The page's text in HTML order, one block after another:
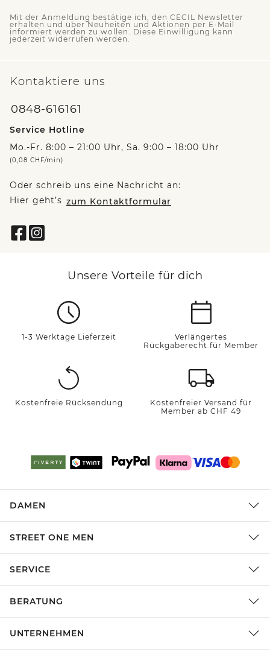
Mit der Anmeldung bestätige ich, den CECIL Newsletter
erhalten und über Neuheiten und Aktionen per E-Mail
informiert werden zu wollen. Diese Einwilligung kann
jederzeit widerrufen werden.
Kontaktiere uns
0848-616161
Service Hotline
Mo.-Fr. 8:00 – 21:00 Uhr, Sa. 9:00 – 18:00 Uhr
(0,08 CHF/min)
Oder schreib uns eine Nachricht an:
Hier geht’s zum Kontaktformular
Unsere Vorteile für dich
1-3 Werktage Lieferzeit
Verlängertes
Rückgaberecht für Member
Kostenfreie Rücksendung
Kostenfreier Versand für
Member ab CHF 49
DAMEN
STREET ONE MEN
SERVICE
BERATUNG
UNTERNEHMEN